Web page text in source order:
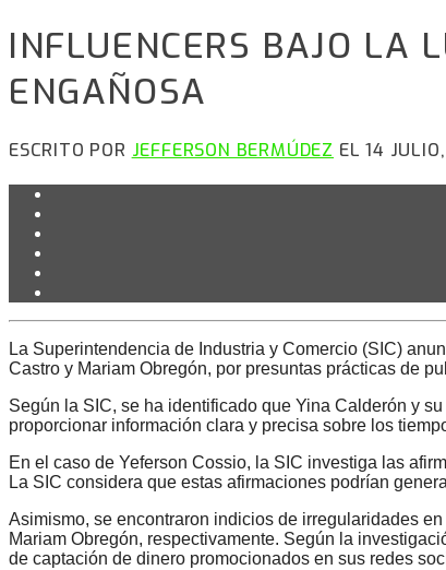
INFLUENCERS BAJO LA
ENGAÑOSA
ESCRITO POR JEFFERSON BERMÚDEZ EL 14
La Superintendencia de Industria y Comercio (SIC)
Castro y Mariam Obregón, por presuntas prácticas de
Según la SIC, se ha identificado que Yina Calderón y
proporcionar información clara y precisa sobre los
En el caso de Yeferson Cossio, la SIC investiga las
La SIC considera que estas afirmaciones podrían
Asimismo, se encontraron indicios de irregularidades
Mariam Obregón, respectivamente. Según la
de captación de dinero promocionados en sus redes